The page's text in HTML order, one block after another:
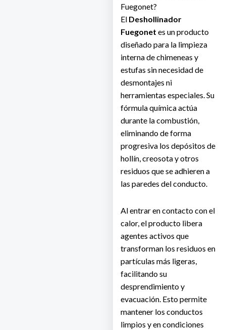
Fuegonet?
El Deshollinador
Fuegonet es un producto
diseñado para la limpieza
interna de chimeneas y
estufas sin necesidad de
desmontajes ni
herramientas especiales. Su
fórmula química actúa
durante la combustión,
eliminando de forma
progresiva los depósitos de
hollín, creosota y otros
residuos que se adhieren a
las paredes del conducto.
Al entrar en contacto con el
calor, el producto libera
agentes activos que
transforman los residuos en
partículas más ligeras,
facilitando su
desprendimiento y
evacuación. Esto permite
mantener los conductos
limpios y en condiciones